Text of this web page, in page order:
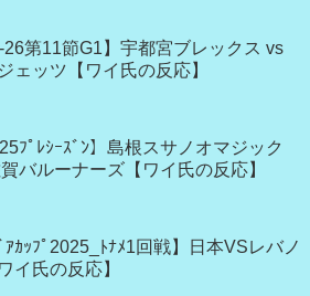
26第11節G1】宇都宮ブレックス vs
ェッツ【ワイ氏の反応】
ﾌﾟﾚｼｰｽﾞﾝ】島根スサノオマジック
バルーナーズ【ワイ氏の反応】
ﾞｱｶｯﾌﾟ2025_ﾄﾅﾒ1回戦】日本VSレバノ
イ氏の反応】